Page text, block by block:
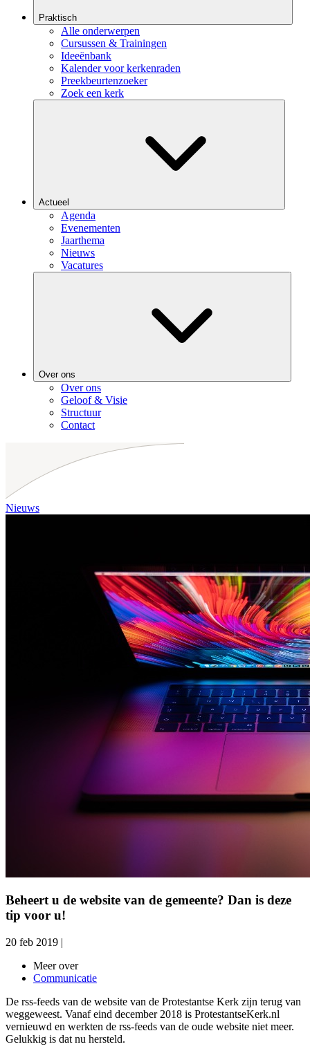
Praktisch
Alle onderwerpen
Cursussen & Trainingen
Ideeënbank
Kalender voor kerkenraden
Preekbeurtenzoeker
Zoek een kerk
Actueel
Agenda
Evenementen
Jaarthema
Nieuws
Vacatures
Over ons
Over ons
Geloof & Visie
Structuur
Contact
Nieuws
Beheert u de website van de gemeente? Dan is deze
tip voor u!
20 feb 2019 |
Meer over
Communicatie
De rss-feeds van de website van de Protestantse Kerk zijn terug van
weggeweest. Vanaf eind december 2018 is ProtestantseKerk.nl
vernieuwd en werkten de rss-feeds van de oude website niet meer.
Gelukkig is dat nu hersteld.